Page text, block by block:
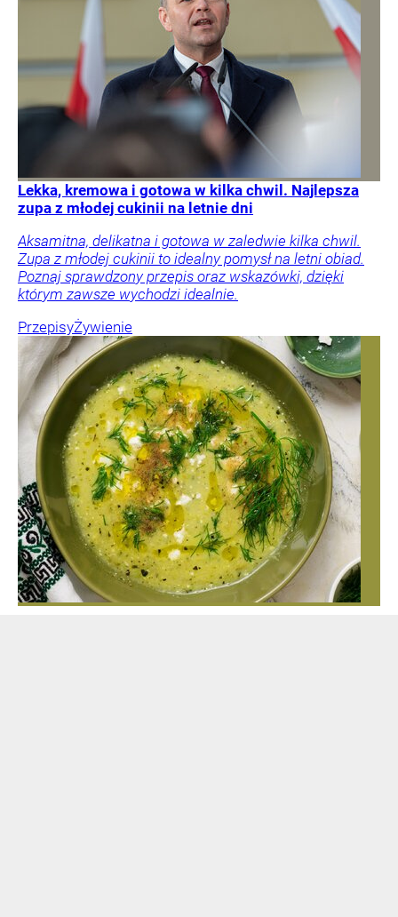
Lekka, kremowa i gotowa w kilka chwil. Najlepsza
zupa z młodej cukinii na letnie dni
Aksamitna, delikatna i gotowa w zaledwie kilka chwil.
Zupa z młodej cukinii to idealny pomysł na letni obiad.
Poznaj sprawdzony przepis oraz wskazówki, dzięki
którym zawsze wychodzi idealnie.
PrzepisyŻywienie